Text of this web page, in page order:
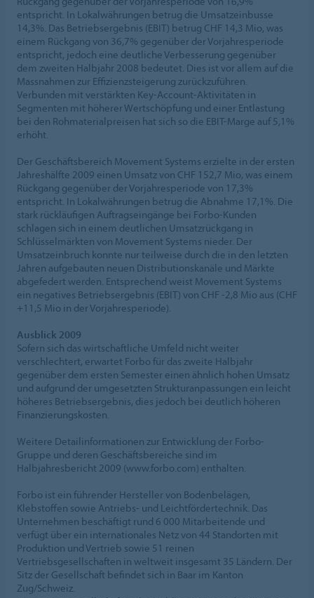
entspricht. In Lokalwährungen betrug die Umsatzeinbusse
14,3%. Das Betriebsergebnis (EBIT) betrug CHF 14,3 Mio, was
einem Rückgang von 36,7% gegenüber der Vorjahresperiode
entspricht, jedoch eine deutliche Verbesserung gegenüber
dem zweiten Halbjahr 2008 bedeutet. Dies ist vor allem auf die
Massnahmen zur Effizienzsteigerung zurückzuführen.
Verbunden mit verstärkten Key-Account-Aktivitäten in
Segmenten mit höherer Wertschöpfung und einer Entlastung
bei den Rohmaterialpreisen hat sich so die EBIT-Marge auf 5,1%
erhöht.
Der Geschäftsbereich Movement Systems erzielte in der ersten
Jahreshälfte 2009 einen Umsatz von CHF 152,7 Mio, was einem
Rückgang gegenüber der Vorjahresperiode von 17,3%
entspricht. In Lokalwährungen betrug die Abnahme 17,1%. Die
stark rückläufigen Auftragseingänge bei Forbo-Kunden
schlagen sich in einem deutlichen Umsatzrückgang in
Schlüsselmärkten von Movement Systems nieder. Der
Umsatzeinbruch konnte nur teilweise durch die in den letzten
Jahren aufgebauten neuen Distributionskanäle und Märkte
abgefedert werden. Entsprechend weist Movement Systems
ein negatives Betriebsergebnis (EBIT) von CHF -2,8 Mio aus (CHF
+11,5 Mio in der Vorjahresperiode).
Ausblick 2009
Sofern sich das wirtschaftliche Umfeld nicht weiter
verschlechtert, erwartet Forbo für das zweite Halbjahr
gegenüber dem ersten Semester einen ähnlich hohen Umsatz
und aufgrund der umgesetzten Strukturanpassungen ein leicht
höheres Betriebsergebnis, dies jedoch bei deutlich höheren
Finanzierungskosten.
Weitere Detailinformationen zur Entwicklung der Forbo-
Gruppe und deren Geschäftsbereiche sind im
Halbjahresbericht 2009 (www.forbo.com) enthalten.
Forbo ist ein führender Hersteller von Bodenbelägen,
Klebstoffen sowie Antriebs- und Leichtfördertechnik. Das
Unternehmen beschäftigt rund 6 000 Mitarbeitende und
verfügt über ein internationales Netz von 44 Standorten mit
Produktion und Vertrieb sowie 51 reinen
Vertriebsgesellschaften in weltweit insgesamt 35 Ländern. Der
Sitz der Gesellschaft befindet sich in Baar im Kanton
Zug/Schweiz.